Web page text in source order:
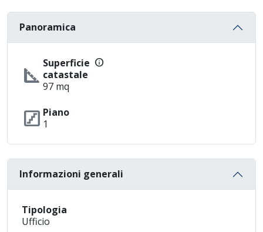
Panoramica
square_foot Superficie
catastale
97 mq
info
stairs Piano
1
Informazioni generali
Tipologia
Ufficio